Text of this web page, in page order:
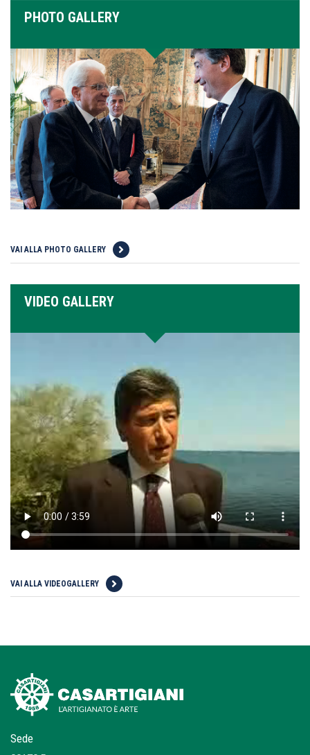
PHOTO GALLERY
VAI ALLA PHOTO GALLERY
VIDEO GALLERY
VAI ALLA VIDEOGALLERY
Sede